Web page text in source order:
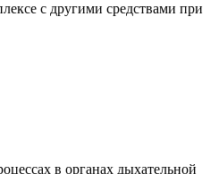
с другими средствами при
в органах дыхательной